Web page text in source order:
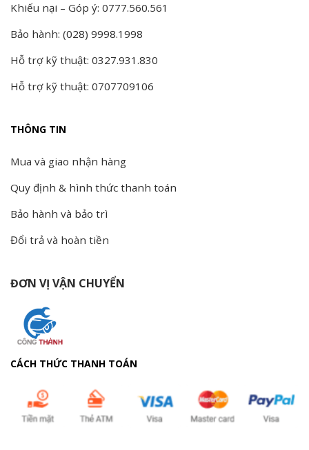
Khiếu nại – Góp ý: 0777.560.561
Bảo hành: (028) 9998.1998
Hỗ trợ kỹ thuật: 0327.931.830
Hỗ trợ kỹ thuật: 0707709106
THÔNG TIN
Mua và giao nhận hàng
Quy định & hình thức thanh toán
Bảo hành và bảo trì
Đổi trả và hoàn tiền
ĐƠN VỊ VẬN CHUYỂN
CÁCH THỨC THANH TOÁN